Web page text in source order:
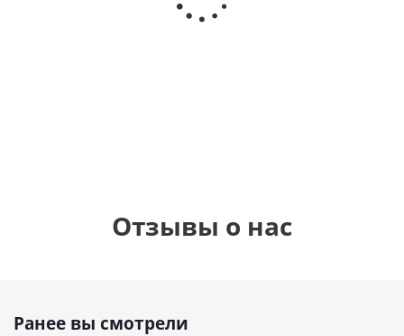
Сердце розовое
фольгированный
Отзывы о нас
Ранее вы смотрели